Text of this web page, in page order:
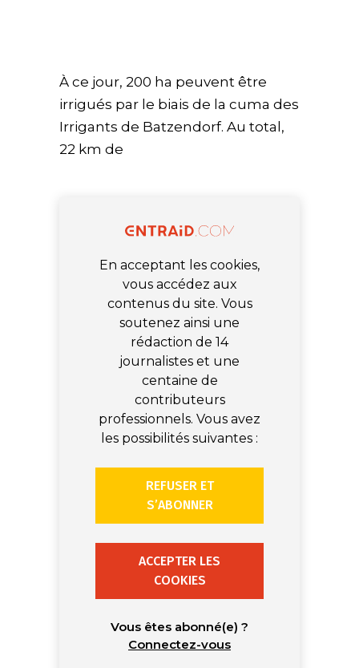
À ce jour, 200 ha peuvent être
irrigués par le biais de la cuma des
Irrigants de Batzendorf. Au total,
22 km de
En acceptant les cookies,
vous accédez aux
contenus du site. Vous
soutenez ainsi une
rédaction de 14
journalistes et une
centaine de
contributeurs
professionnels. Vous avez
les possibilités suivantes :
REFUSER ET
S’ABONNER
ACCEPTER LES
COOKIES
Vous êtes abonné(e) ?
Connectez-vous